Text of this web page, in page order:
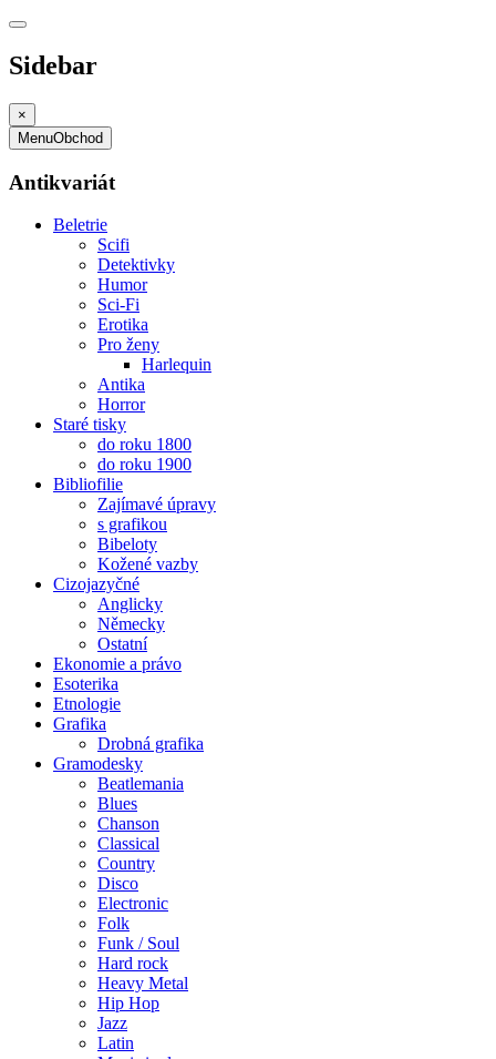
Sidebar
×
MenuObchod
Antikvariát
Beletrie
Scifi
Detektivky
Humor
Sci-Fi
Erotika
Pro ženy
Harlequin
Antika
Horror
Staré tisky
do roku 1800
do roku 1900
Bibliofilie
Zajímavé úpravy
s grafikou
Bibeloty
Kožené vazby
Cizojazyčné
Anglicky
Německy
Ostatní
Ekonomie a právo
Esoterika
Etnologie
Grafika
Drobná grafika
Gramodesky
Beatlemania
Blues
Chanson
Classical
Country
Disco
Electronic
Folk
Funk / Soul
Hard rock
Heavy Metal
Hip Hop
Jazz
Latin